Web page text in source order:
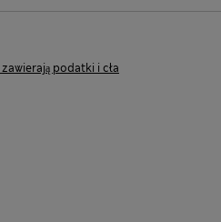
podatki i cła